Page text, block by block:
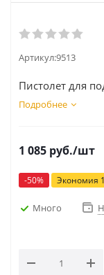
Артикул:9513
Пистолет для
Подробнее
1 085 руб./шт
-50% Экономия
Много